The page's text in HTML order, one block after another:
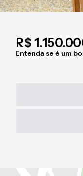
R$
Entenda se é um